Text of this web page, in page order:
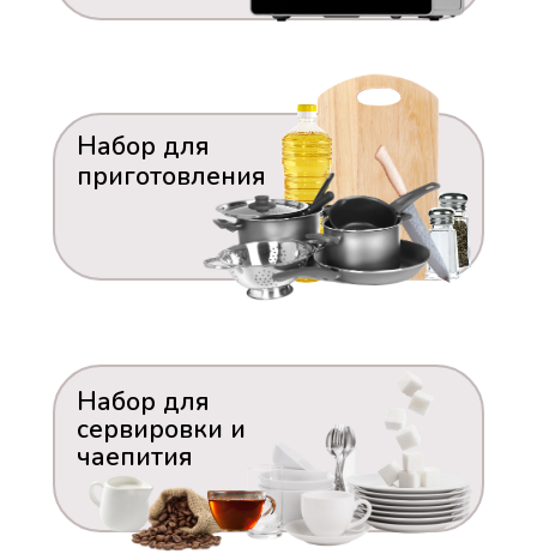
Набор для
приготовления
Набор для
сервировки и
чаепития